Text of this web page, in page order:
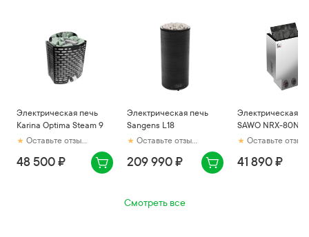
Электрическая печь
Karina Optima Steam 9
Оставьте отзыв первым
48 500 ₽
Электрическая печь
Sangens L18
Оставьте отзыв первым
209 990 ₽
Электрическая
SAWO NRX-
Оставьте отзыв первым
41 890 ₽
Смотреть все